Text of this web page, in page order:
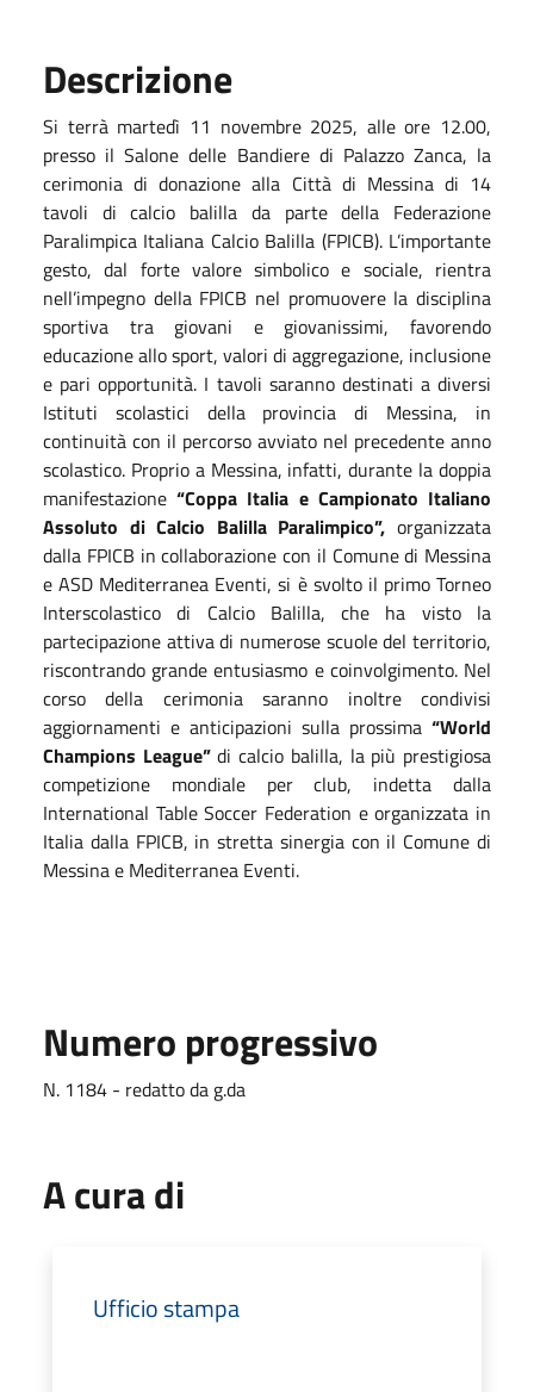
Descrizione
Si terrà martedì 11 novembre 2025, alle ore 12.00,
presso il Salone delle Bandiere di Palazzo Zanca, la
cerimonia di donazione alla Città di Messina di 14
tavoli di calcio balilla da parte della Federazione
Paralimpica Italiana Calcio Balilla (FPICB). L’importante
gesto, dal forte valore simbolico e sociale, rientra
nell’impegno della FPICB nel promuovere la disciplina
sportiva tra giovani e giovanissimi, favorendo
educazione allo sport, valori di aggregazione, inclusione
e pari opportunità. I tavoli saranno destinati a diversi
Istituti scolastici della provincia di Messina, in
continuità con il percorso avviato nel precedente anno
scolastico. Proprio a Messina, infatti, durante la doppia
manifestazione “Coppa Italia e Campionato Italiano
Assoluto di Calcio Balilla Paralimpico”, organizzata
dalla FPICB in collaborazione con il Comune di Messina
e ASD Mediterranea Eventi, si è svolto il primo Torneo
Interscolastico di Calcio Balilla, che ha visto la
partecipazione attiva di numerose scuole del territorio,
riscontrando grande entusiasmo e coinvolgimento. Nel
corso della cerimonia saranno inoltre condivisi
aggiornamenti e anticipazioni sulla prossima “World
Champions League”di calcio balilla, la più prestigiosa
competizione mondiale per club, indetta dalla
International Table Soccer Federation e organizzata in
Italia dalla FPICB, in stretta sinergia con il Comune di
Messina e Mediterranea Eventi.
Numero progressivo
N. 1184 - redatto da g.da
A cura di
Ufficio stampa